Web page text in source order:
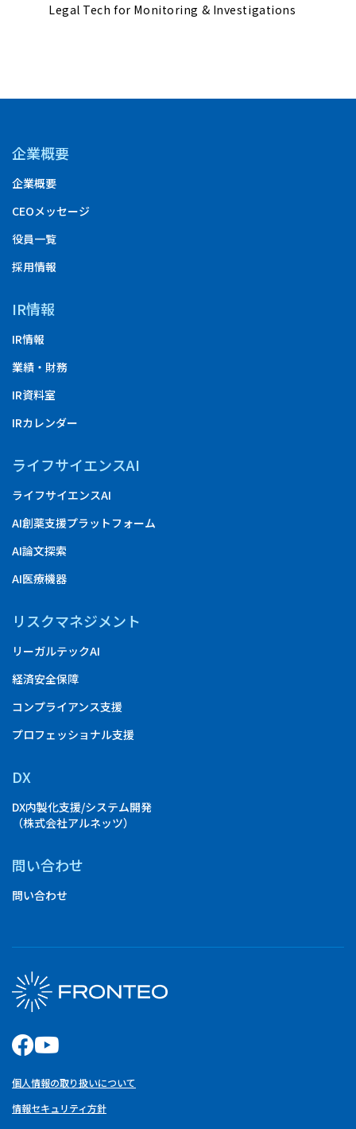
Legal Tech for Monitoring & Investigations
企業概要
企業概要
CEOメッセージ
役員一覧
採用情報
IR情報
IR情報
業績・財務
IR資料室
IRカレンダー
ライフサイエンスAI
ライフサイエンスAI
AI創薬支援プラットフォーム
AI論文探索
AI医療機器
リスクマネジメント
リーガルテックAI
経済安全保障
コンプライアンス支援
プロフェッショナル支援
DX
DX内製化支援/システム開発
（株式会社アルネッツ）
問い合わせ
問い合わせ
個人情報の取り扱いについて
情報セキュリティ方針